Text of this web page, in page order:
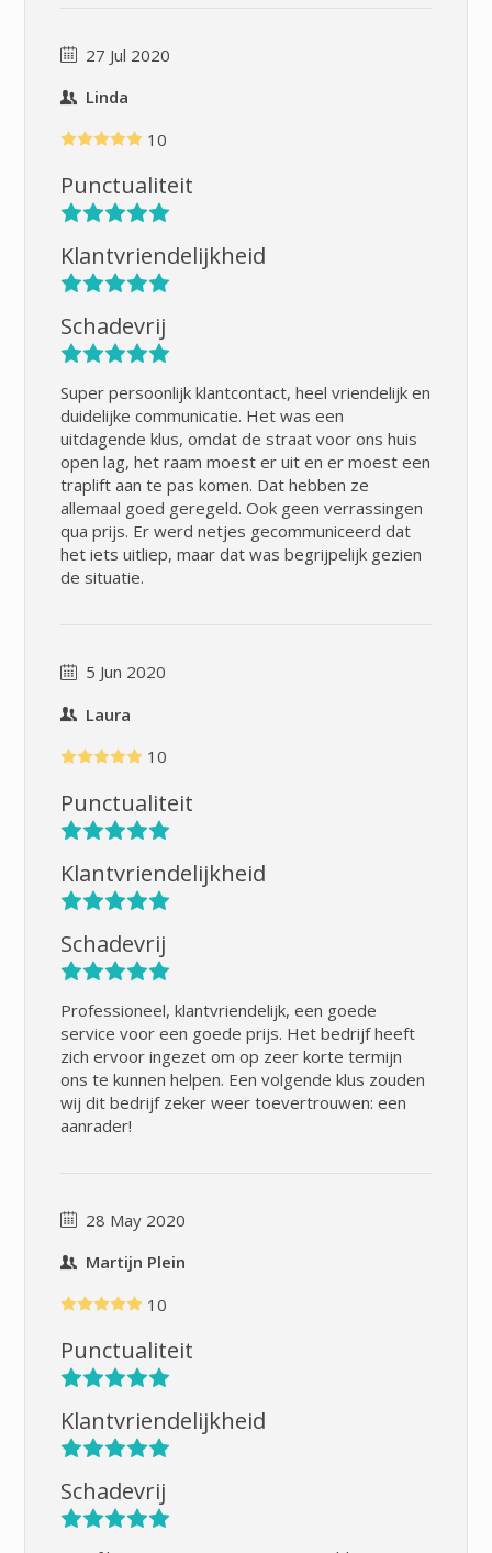
27 Jul 2020
Linda
10
Punctualiteit
Klantvriendelijkheid
Schadevrij
Super persoonlijk klantcontact, heel vriendelijk en
duidelijke communicatie. Het was een
uitdagende klus, omdat de straat voor ons huis
open lag, het raam moest er uit en er moest een
traplift aan te pas komen. Dat hebben ze
allemaal goed geregeld. Ook geen verrassingen
qua prijs. Er werd netjes gecommuniceerd dat
het iets uitliep, maar dat was begrijpelijk gezien
de situatie.
5 Jun 2020
Laura
10
Punctualiteit
Klantvriendelijkheid
Schadevrij
Professioneel, klantvriendelijk, een goede
service voor een goede prijs. Het bedrijf heeft
zich ervoor ingezet om op zeer korte termijn
ons te kunnen helpen. Een volgende klus zouden
wij dit bedrijf zeker weer toevertrouwen: een
aanrader!
28 May 2020
Martijn Plein
10
Punctualiteit
Klantvriendelijkheid
Schadevrij